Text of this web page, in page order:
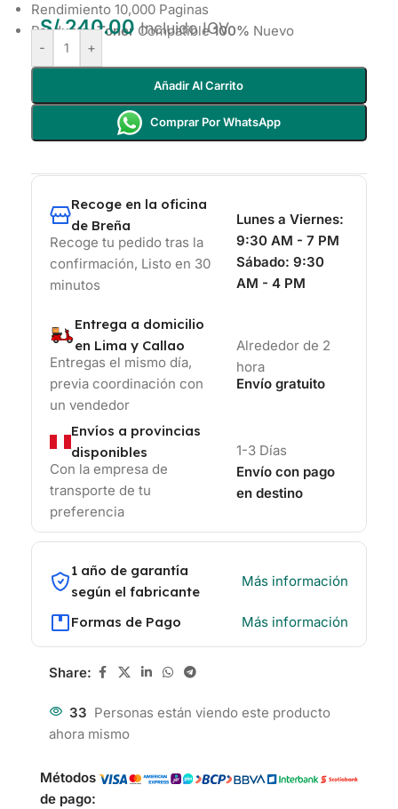
Rendimiento 10,000 Paginas
Producto:Toner Compatible100% Nuevo
S/240.00 Incluido IGV
- +
Añadir Al Carrito
Comprar Por WhatsApp
Recoge en la oficina
de Breña
Recoge tu pedido tras la
confirmación, Listo en 30
minutos
Lunes a Viernes:
9:30 AM - 7 PM
Sábado: 9:30
AM - 4 PM
Entrega a domicilio
en Lima y Callao
Entregas el mismo día,
previa coordinación con
un vendedor
Alrededor de 2
hora
Envío gratuito
Envíos a provincias
disponibles
Con la empresa de
transporte de tu
preferencia
1-3 Días
Envío con pago
en destino
1 año de garantía
según el fabricante
Más información
Formas de Pago Más información
Share:
33 Personas están viendo este producto
ahora mismo
Métodos
de pago: